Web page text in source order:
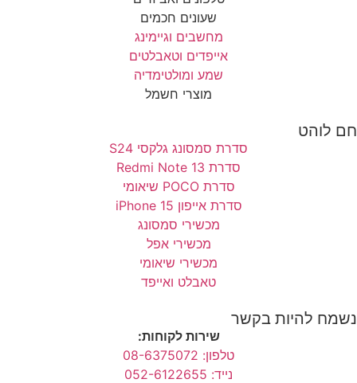
שעונים חכמים
מחשבים וגיימינג
אייפדים וטאבלטים
שמע ומולטימדיה
מוצרי חשמל
חם לוהט
סדרת סמסונג גלקסי S24
סדרת Redmi Note 13
סדרת POCO שיאומי
סדרת אייפון 15 iPhone
מכשירי סמסונג
מכשירי אפל
מכשירי שיאומי
טאבלט ואייפד
נשמח להיות בקשר
שירות לקוחות:
טלפון: 08-6375072
נייד: 052-6122655